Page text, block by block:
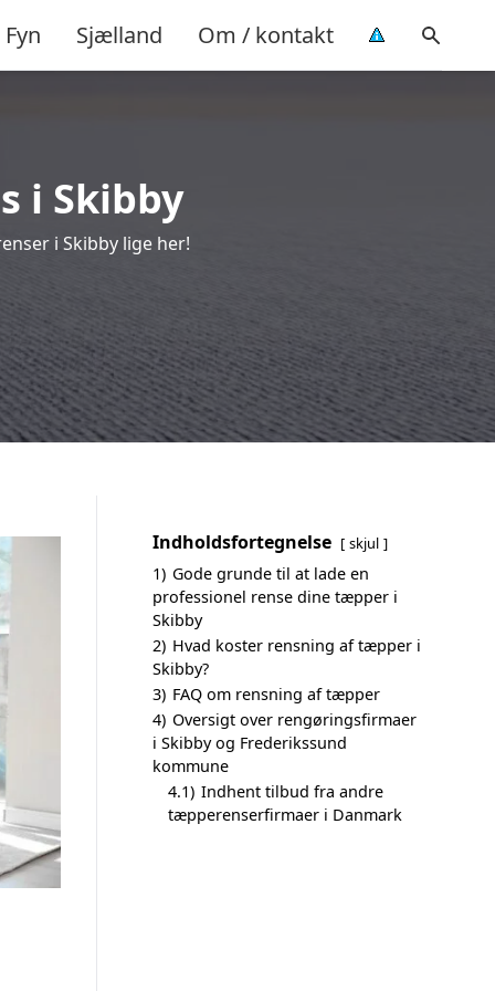
Fyn Sjælland Om / kontakt
i Skibby
i Skibby lige her!
Indholdsfortegnelse skjul
1) Gode grunde til at lade en
professionel rense dine tæpper i
Skibby
2) Hvad koster rensning af tæpper i
Skibby?
3) FAQ om rensning af tæpper
4) Oversigt over rengøringsfirmaer
i Skibby og Frederikssund
kommune
4.1) Indhent tilbud fra andre
tæpperenserfirmaer i Danmark